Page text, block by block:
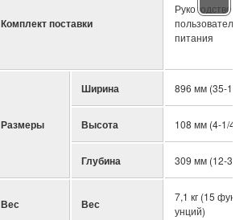
Комплект поставки
Руководство
пользователя,
питания
Размеры
Ширина 896 мм (35-1/4")
Высота 108 мм (4-1/4")
Глубина 309 мм (12-3/16")
Вес Вес
7,1 кг (15
унций)